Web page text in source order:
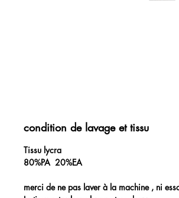
condition de lavage et tissu
Tissu lycra
80%PA 20%EA
merci de ne pas laver à la machine , ni